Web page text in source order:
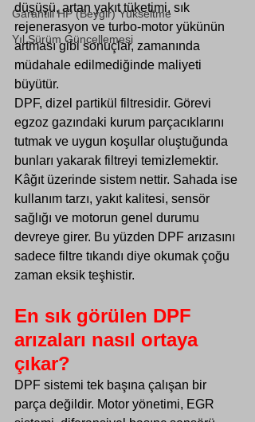
Garantili HP (Beygir) Yükseltme
Yıl Sürüm Güncellemesi
düşüşü, artan yakıt tüketimi, sık
rejenerasyon ve turbo-motor yükünün
artması gibi sonuçlar, zamanında
müdahale edilmediğinde maliyeti
büyütür.
DPF, dizel partikül filtresidir. Görevi
egzoz gazındaki kurum parçacıklarını
tutmak ve uygun koşullar oluştuğunda
bunları yakarak filtreyi temizlemektir.
Kâğıt üzerinde sistem nettir. Sahada ise
kullanım tarzı, yakıt kalitesi, sensör
sağlığı ve motorun genel durumu
devreye girer. Bu yüzden DPF arızasını
sadece filtre tıkandı diye okumak çoğu
zaman eksik teşhistir.
En sık görülen DPF
arızaları nasıl ortaya
çıkar?
DPF sistemi tek başına çalışan bir
parça değildir. Motor yönetimi, EGR